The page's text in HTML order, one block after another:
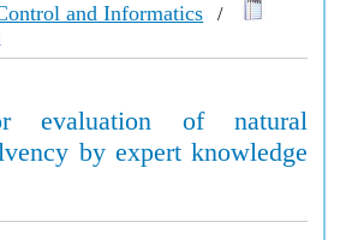
and Informatics /
evaluation of natural
by expert knowledge